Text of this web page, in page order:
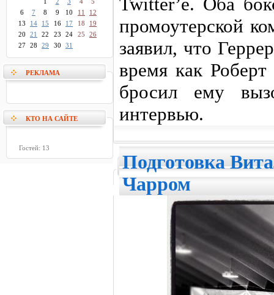
6
7 8 9 10 11
12
13
14 15 16 17 18
19
20
21 22 23 24 25
26
27
28 29 30 31
РЕКЛАМА
КТО НА САЙТЕ
Гостей: 13
промоутерской
заявил, что
время как
бросил ему
интервью.
Подготовка
Чарром